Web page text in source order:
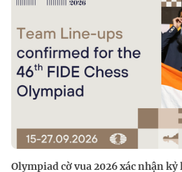
Olympiad cờ vua 2026 xác nhận